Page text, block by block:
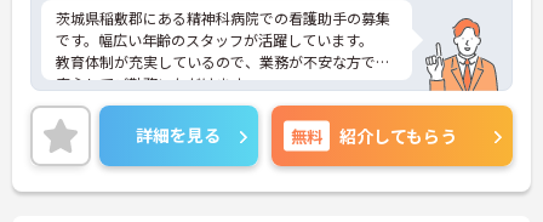
茨城県稲敷郡にある精神科病院での看護助手の募集
です。幅広い年齢のスタッフが活躍しています。
教育体制が充実しているので、業務が不安な方でも
安心してご勤務いただけます。
ご興味のある方には、面接対策ポイントなど、さら
に詳細をお話しいたしますのでお気軽にご相談くだ
さい！
詳細を見る 無料 紹介してもらう